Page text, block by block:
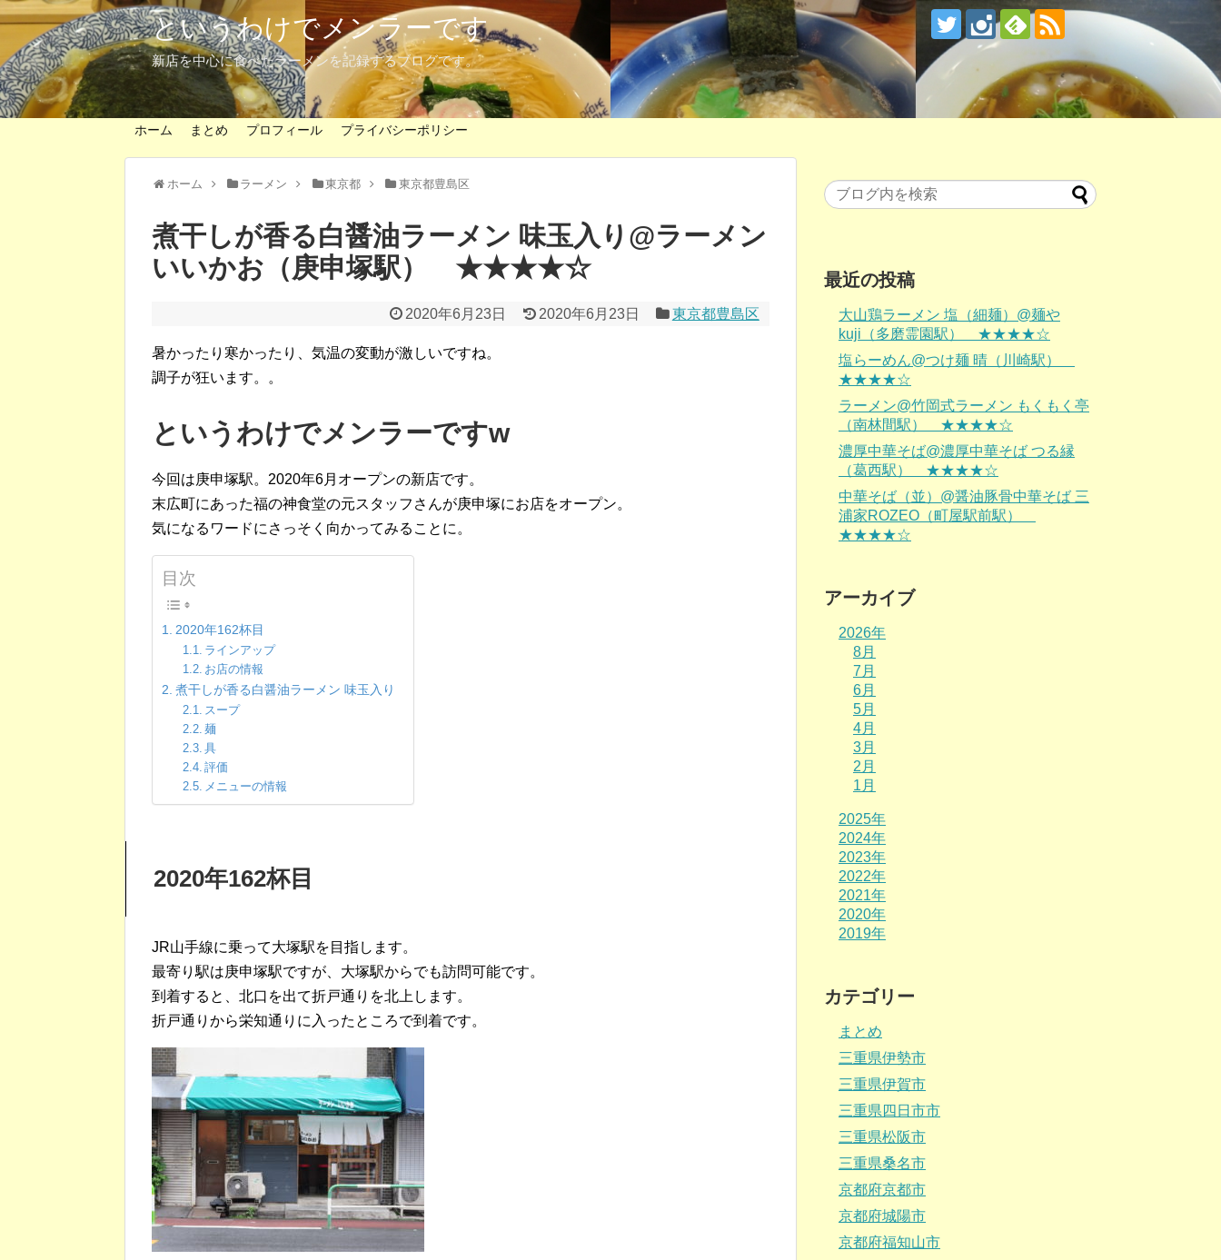
というわけでメンラーです
新店を中心に食べたラーメンを記録するブログです。
ホーム まとめ プロフィール プライバシーポリシー
ホーム ラーメン 東京都 東京都豊島区
煮干しが香る白醤油ラーメン 味玉入り@ラーメン
いいかお（庚申塚駅） ★★★★☆
2020年6月23日 2020年6月23日 東京都豊島区
暑かったり寒かったり、気温の変動が激しいですね。
調子が狂います。。
というわけでメンラーですw
今回は庚申塚駅。2020年6月オープンの新店です。
末広町にあった福の神食堂の元スタッフさんが庚申塚にお店をオープン。
気になるワードにさっそく向かってみることに。
目次
2020年162杯目
ラインアップ
お店の情報
煮干しが香る白醤油ラーメン 味玉入り
スープ
麺
具
評価
メニューの情報
2020年162杯目
JR山手線に乗って大塚駅を目指します。
最寄り駅は庚申塚駅ですが、大塚駅からでも訪問可能です。
到着すると、北口を出て折戸通りを北上します。
折戸通りから栄知通りに入ったところで到着です。
最近の投稿
大山鶏ラーメン 塩（細麺）@麺や
kuji（多磨霊園駅） ★★★★☆
塩らーめん@つけ麺 晴（川崎駅）
★★★★☆
ラーメン@竹岡式ラーメン もくもく亭
（南林間駅） ★★★★☆
濃厚中華そば@濃厚中華そば つる縁
（葛西駅） ★★★★☆
中華そば（並）@醤油豚骨中華そば 三
浦家ROZEO（町屋駅前駅）
★★★★☆
アーカイブ
2026年
8月
7月
6月
5月
4月
3月
2月
1月
2025年
2024年
2023年
2022年
2021年
2020年
2019年
カテゴリー
まとめ
三重県伊勢市
三重県伊賀市
三重県四日市市
三重県松阪市
三重県桑名市
京都府京都市
京都府城陽市
京都府福知山市